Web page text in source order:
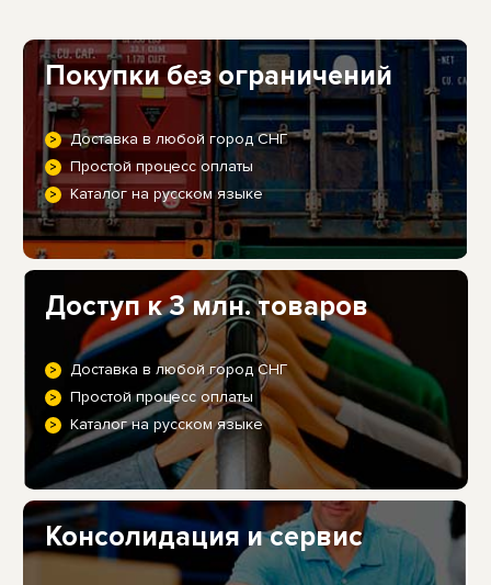
Покупки без ограничений
Доставка в любой город СНГ
Простой процесс оплаты
Каталог на русском языке
Доступ к 3 млн. товаров
Доставка в любой город СНГ
Простой процесс оплаты
Каталог на русском языке
Консолидация и сервис